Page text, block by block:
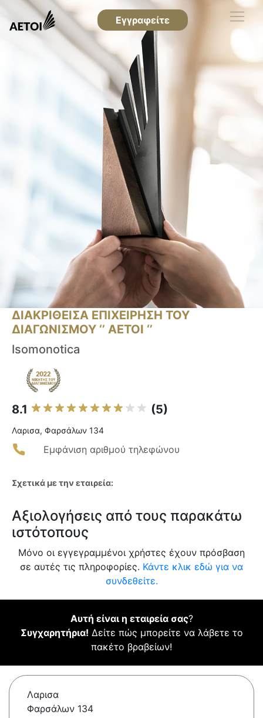
Εγγραφείτε
ΔΙΑΚΡΙΘΕΙΣΑ ΕΠΙΧΕΙΡΗΣΗ ΤΟΥ
ΔΙΑΓΩΝΙΣΜΟΥ ‘’ ΑΕΤΟΙ ‘’
Isomonotica
8.1 (5)
Λαρισα, Φαρσάλων 134
Εμφάνιση αριθμού τηλεφώνου
Σχετικά με την εταιρεία:
Αξιολογήσεις από τους παρακάτω
ιστότοπους
Μόνο οι εγγεγραμμένοι χρήστες έχουν πρόσβαση
σε αυτές τις πληροφορίες. Κάντε κλικ εδώ για να
συνδεθείτε.
Αυτή είναι η εταιρεία σας?
Συγχαρητήρια! Δείτε πώς μπορείτε να λάβετε το
πακέτο βραβείων!
Λαρισα
Φαρσάλων 134